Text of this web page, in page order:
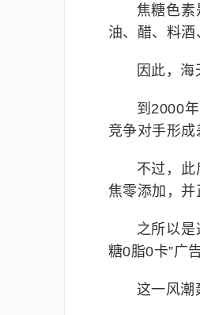
焦糖色
油、醋、料酒
因此，
到2000
竞争对手形成
不过，
焦零添加，并
之所以
糖0脂0卡”广
这一风潮